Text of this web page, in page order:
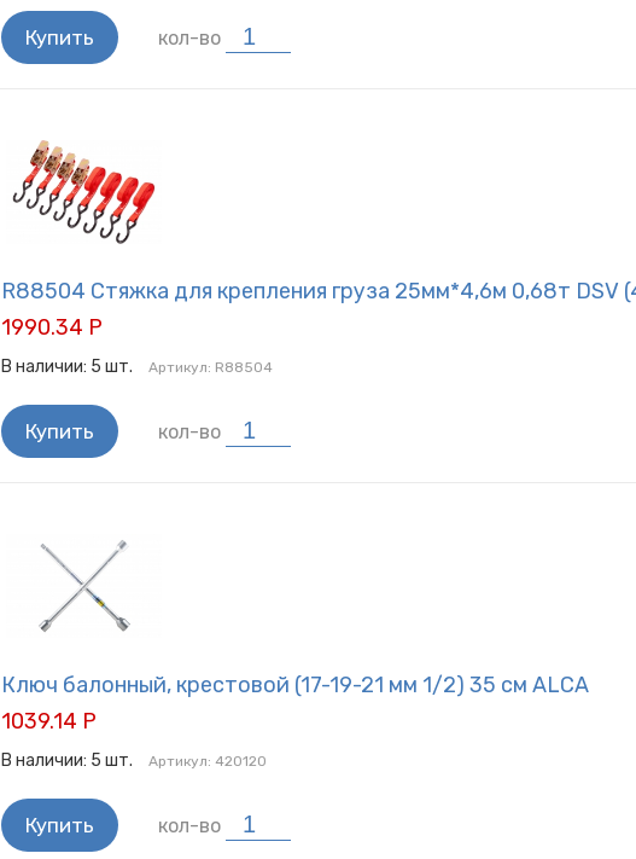
Купить кол-во
R88504 Стяжка для крепления груза 25мм*4,6м 0,68т DSV
1990.34 Р
В наличии: 5 шт. Артикул: R88504
Купить кол-во
Ключ балонный, крестовой (17-19-21 мм 1/2) 35 см ALCA
1039.14 Р
В наличии: 5 шт. Артикул: 420120
Купить кол-во